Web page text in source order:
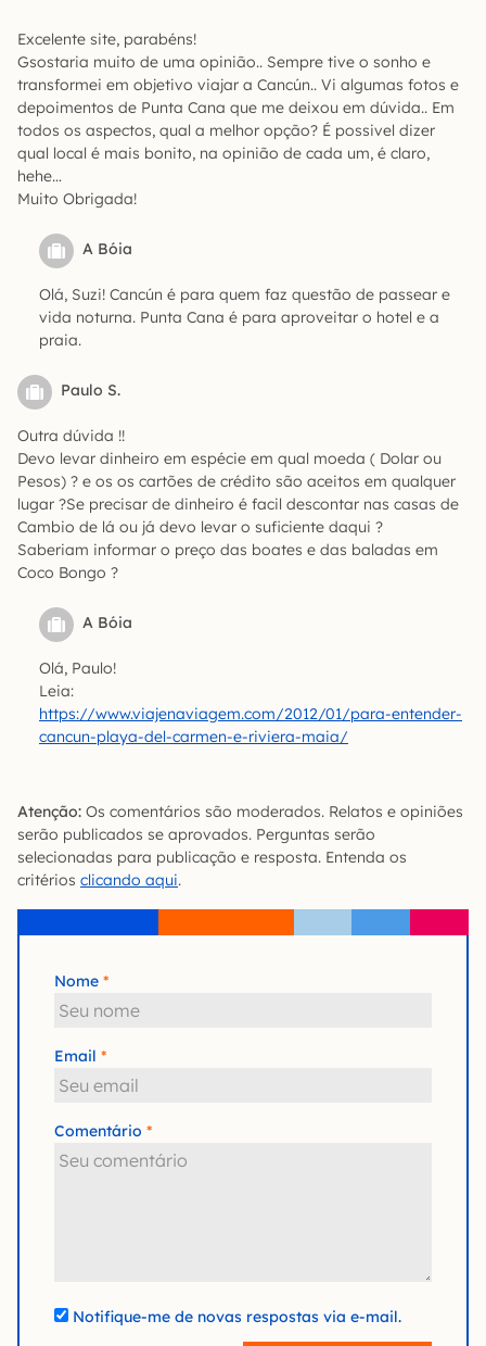
Excelente site, parabéns!
Gsostaria muito de uma opinião.. Sempre tive o sonho e
transformei em objetivo viajar a Cancún.. Vi algumas fotos e
depoimentos de Punta Cana que me deixou em dúvida.. Em
todos os aspectos, qual a melhor opção? É possivel dizer
qual local é mais bonito, na opinião de cada um, é claro,
hehe…
Muito Obrigada!
A Bóia
Olá, Suzi! Cancún é para quem faz questão de passear e
vida noturna. Punta Cana é para aproveitar o hotel e a
praia.
Paulo S.
Outra dúvida !!
Devo levar dinheiro em espécie em qual moeda ( Dolar ou
Pesos) ? e os os cartões de crédito são aceitos em qualquer
lugar ?Se precisar de dinheiro é facil descontar nas casas de
Cambio de lá ou já devo levar o suficiente daqui ?
Saberiam informar o preço das boates e das baladas em
Coco Bongo ?
A Bóia
Olá, Paulo!
Leia:
https://www.viajenaviagem.com/2012/01/para-entender-
cancun-playa-del-carmen-e-riviera-maia/
Atenção: Os comentários são moderados. Relatos e opiniões
serão publicados se aprovados. Perguntas serão
selecionadas para publicação e resposta. Entenda os
critérios clicando aqui.
Nome
Email
Comentário
Notifique-me de novas respostas via e-mail.